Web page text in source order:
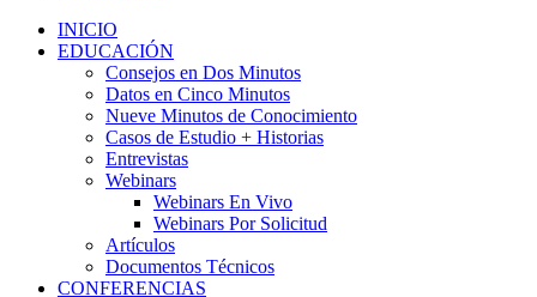
INICIO
EDUCACIÓN
Consejos en Dos Minutos
Datos en Cinco Minutos
Nueve Minutos de Conocimiento
Casos de Estudio + Historias
Entrevistas
Webinars
Webinars En Vivo
Webinars Por Solicitud
Artículos
Documentos Técnicos
CONFERENCIAS